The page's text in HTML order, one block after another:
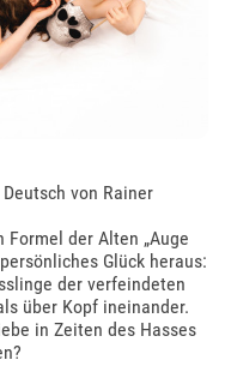
von Rainer
der Alten „Auge
Glück heraus:
der verfeindeten
über Kopf ineinander.
in Zeiten des Hasses